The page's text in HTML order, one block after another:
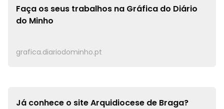
Faça os seus trabalhos na Gráfica do Diário
do Minho
grafica.diariodominho.pt
Já conhece o siteArquidiocese de Braga?